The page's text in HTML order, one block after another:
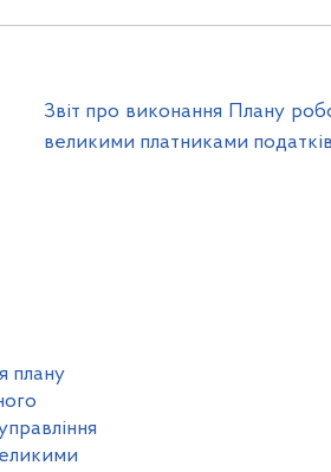
Звіт про виконання Плану
великими платниками
плану